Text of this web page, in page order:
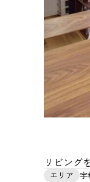
リビング
エリア 宇